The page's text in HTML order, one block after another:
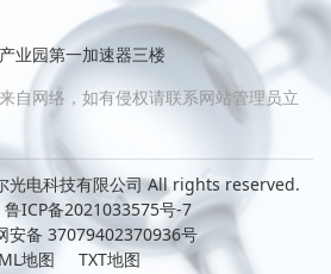
业园第一加速器三楼
自网络，如有侵权请联系网站管理员立
电科技有限公司 All rights reserved.
鲁ICP备2021033575号-7
安备 37079402370936号
地图
TXT地图